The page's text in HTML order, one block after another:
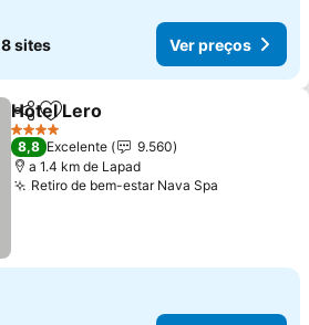
8 sites Ver preços
PartilharAdicionar aos favoritos
Hotel Lero
4 Estrelas
8,8 Excelente
9.560
a 1.4 km de Lapad
Retiro de bem-estar Nava Spa